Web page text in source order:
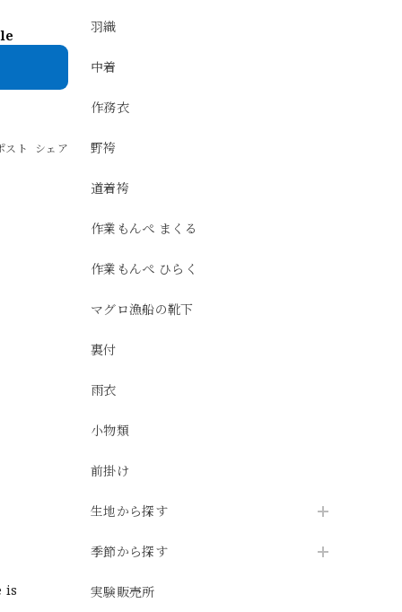
羽織
中着
作務衣
野袴
道着袴
作業もんぺ まくる
作業もんぺ ひらく
マグロ漁船の靴下
裏付
雨衣
小物類
前掛け
生地から探す
季節から探す
実験販売所
スト シェア
is